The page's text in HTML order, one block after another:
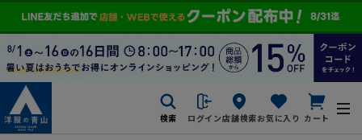
検索 ログイン店舗検索お気に入り カート